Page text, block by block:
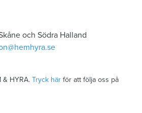
och Södra Halland
& HYRA. Tryck här för att följa oss på